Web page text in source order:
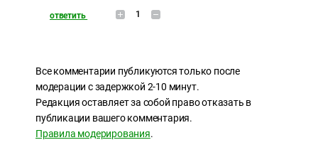
ответить 1
Все комментарии публикуются только после
модерации с задержкой 2-10 минут.
Редакция оставляет за собой право отказать в
публикации вашего комментария.
Правила модерирования.